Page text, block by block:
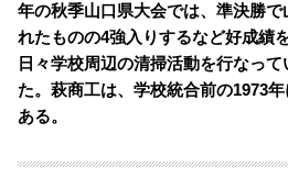
年の秋季山口県大会では、準決勝
れたものの4強入りするなど好成績
日々学校周辺の清掃活動を行なっ
た。萩商工は、学校統合前の1973
ある。